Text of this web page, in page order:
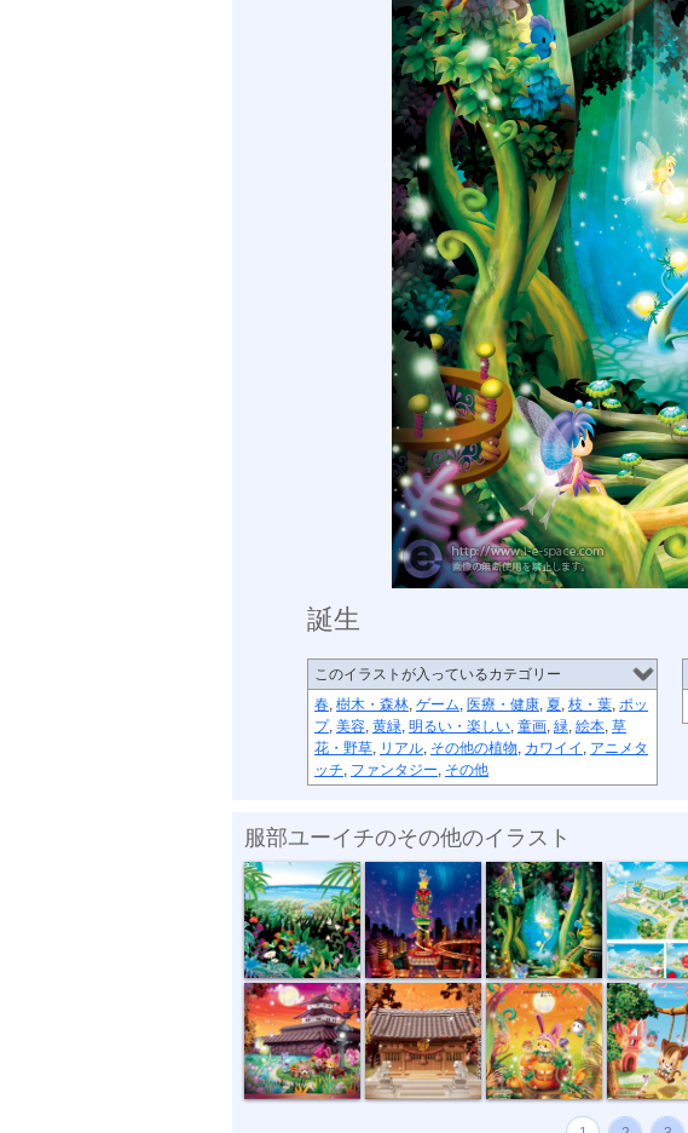
誕生
このイラストが入っているカテゴリー
春, 樹木・森林, ゲーム, 医療・健康, 夏, 枝・葉, ポッ
プ, 美容, 黄緑, 明るい・楽しい, 童画, 緑, 絵本, 草
花・野草, リアル, その他の植物, カワイイ , アニメタ
ッチ, ファンタジー, その他
服部ユーイチのその他のイラスト
ジャングル special night 誕生
中秋の名月 神社修繕記念... 地域情報誌 ... ゲーム